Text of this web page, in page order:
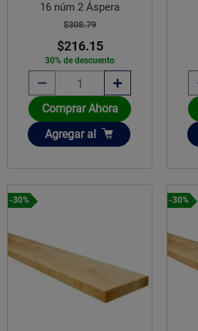
16 núm 2 Áspera
$308.79
$216.15
30% de descuento
Comprar Ahora
Añadir
Agregar al
-30% -30%